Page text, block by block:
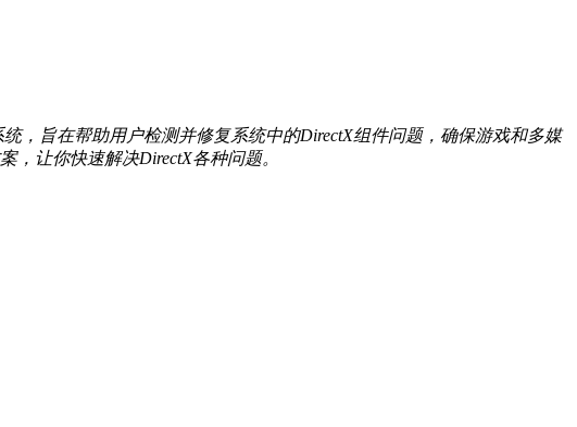
统，旨在帮助用户检测并修复系统中的DirectX组件问题，确保游戏和多媒
让你快速解决DirectX各种问题。